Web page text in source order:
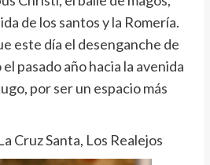
de los santos y la Romería.
este día el desenganche de
pasado año hacia la avenida
por ser un espacio más
Cruz Santa, Los Realejos